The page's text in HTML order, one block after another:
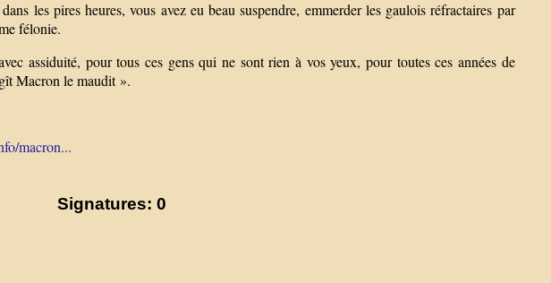
les pires heures, vous avez eu beau suspendre, emmerder les gaulois réfractaires par
félonie.
assiduité, pour tous ces gens qui ne sont rien à vos yeux, pour toutes ces années de
Macron le maudit ».
macron...
Signatures: 0